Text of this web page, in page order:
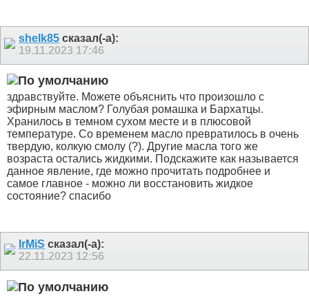
shelk85 сказал(-а):
19.11.2023 17:46
здравствуйте. Можете объяснить что произошло с
эфирным маслом? Голубая ромашка и Бархатцы.
Хранилось в темном сухом месте и в плюсовой
температуре. Со временем масло превратилось в очень
твердую, колкую смолу (?). Другие масла того же
возраста остались жидкими. Подскажите как называется
данное явление, где можно прочитать подробнее и
самое главное - можно ли восстановить жидкое
состояние? спасибо
IrMiS сказал(-а):
22.11.2023 12:56